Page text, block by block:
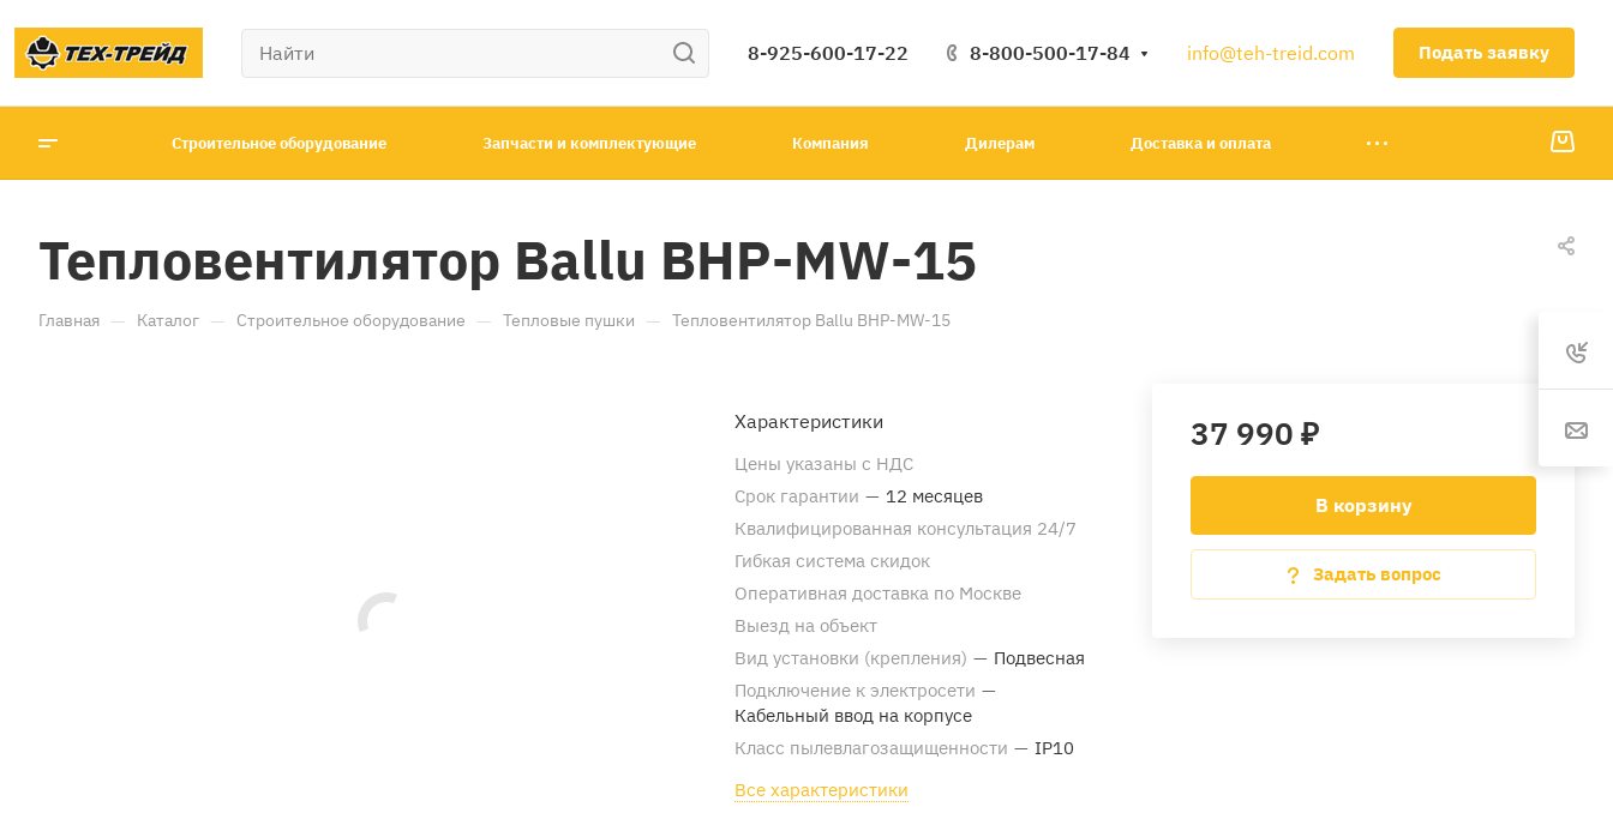
8-925-600-17-22 8-800-500-17-84 info@teh-treid.com Подать заявку
Строительное оборудование Запчасти и комплектующие Компания Дилерам Доставка и оплата
Тепловентилятор Ballu BHP-MW-15
Главная — Каталог — Строительное оборудование — Тепловые пушки — Тепловентилятор Ballu BHP-MW-15
37 990 ₽
В корзину
Задать вопрос
Характеристики
Цены указаны с НДС
Срок гарантии — 12 месяцев
Квалифицированная консультация 24/7
Гибкая система скидок
Оперативная доставка по Москве
Выезд на объект
Вид установки (крепления) — Подвесная
Подключение к электросети —
Кабельный ввод на корпусе
Класс пылевлагозащищенности — IP10
Все характеристики